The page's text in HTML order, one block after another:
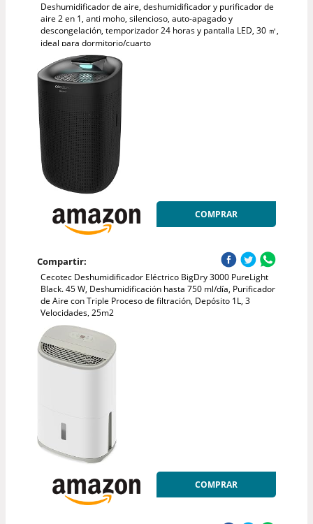
Deshumidificador de aire, deshumidificador y purificador de
aire 2 en 1, anti moho, silencioso, auto-apagado y
descongelación, temporizador 24 horas y pantalla LED, 30 ㎡,
ideal para dormitorio/cuarto
COMPRAR
Compartir:
Cecotec Deshumidificador Eléctrico BigDry 3000 PureLight
Black. 45 W, Deshumidificación hasta 750 ml/día, Purificador
de Aire con Triple Proceso de filtración, Depósito 1L, 3
Velocidades, 25m2
COMPRAR